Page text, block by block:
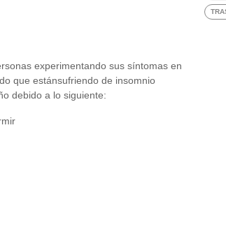
experimentando sus síntomas en
que estánsufriendo de insomnio
debido a lo siguiente: